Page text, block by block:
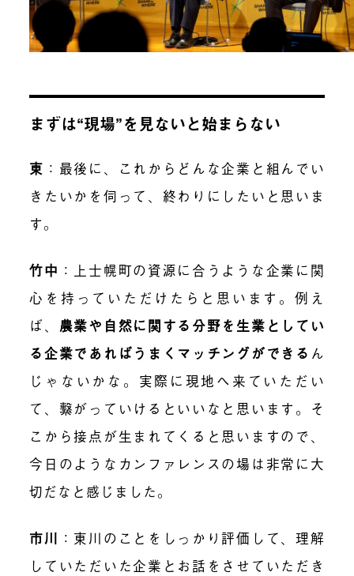
まずは“現場”を見ないと始まらない
東 ： 最後に、これからどんな企業と組んでい
きたいかを伺って、終わりにしたいと思いま
す。
竹中 ： 上士幌町の資源に合うような企業に関
心を持っていただけたらと思います。例え
ば、 農業や自然に関する分野を生業としてい
る企業であればうまくマッチングができる ん
じゃないかな。実際に現地へ来ていただい
て、繋がっていけるといいなと思います。そ
こから接点が生まれてくると思いますので、
今日のようなカンファレンスの場は非常に大
切だなと感じました。
市川 ： 東川のことをしっかり評価して、理解
していただいた企業とお話をさせていただき